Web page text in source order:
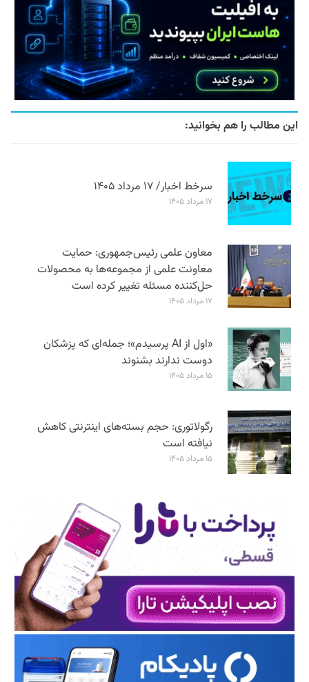
این مطالب را هم بخوانید:
سرخط اخبار/ ۱۷ مرداد ۱۴۰۵
۱۷ مرداد ۱۴۰۵
معاون علمی رئیس‌جمهوری: حمایت
معاونت علمی از مجموعه‌ها به محصولات
حل‌کننده مسئله تغییر کرده است
۱۷ مرداد ۱۴۰۵
«اول از AI پرسیدم»؛ جمله‌ای که پزشکان
دوست ندارند بشنوند
۱۵ مرداد ۱۴۰۵
رگولاتوری: حجم بسته‌های اینترنتی کاهش
نیافته است
۱۵ مرداد ۱۴۰۵